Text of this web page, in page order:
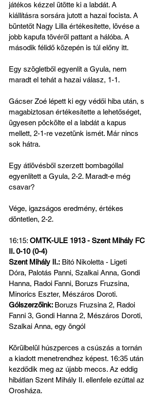
játékos kézzel ütötte ki a labdát. A
kiállításra sorsára jutott a hazai focista. A
büntetőt Nagy Lilla értékesítette, lövése a
jobb kapufa tövéről pattant a hálóba. A
második félidő közepén is túl előny itt.
Egy szögletből egyenlít a Gyula, nem
maradt el tehát a hazai válasz, 1-1.
Gácser Zoé lépett ki egy védői hiba után, s
magabiztosan értékesítette a lehetőséget,
ügyesen pöckölte el a labdát a kapus
mellett, 2-1-re vezetünk ismét. Már nincs
sok hátra.
Egy átlövésből szerzett bombagóllal
egyenlített a Gyula, 2-2. Maradt-e még
csavar?
Vége, igazságos eredmény, értékes
döntetlen, 2-2.
16:15: OMTK-ULE 1913 - Szent Mihály FC
II. 0-10 (0-4)
Szent Mihály II.: Bitó Nikoletta - Ligeti
Dóra, Palotás Panni, Szalkai Anna, Gondi
Hanna, Radoi Fanni, Boruzs Fruzsina,
Minorics Eszter, Mészáros Doroti.
Gólszerzőink: Boruzs Fruzsina 2, Radoi
Fanni 3, Gondi Hanna 2, Mészáros Doroti,
Szalkai Anna, egy öngól
Körülbelül húszperces a csúszás a tornán
a kiadott menetrendhez képest. 16:35 után
kezdődik meg az újabb meccs. Az eddig
hibátlan Szent Mihály II. ellenfele ezúttal az
Orosháza.